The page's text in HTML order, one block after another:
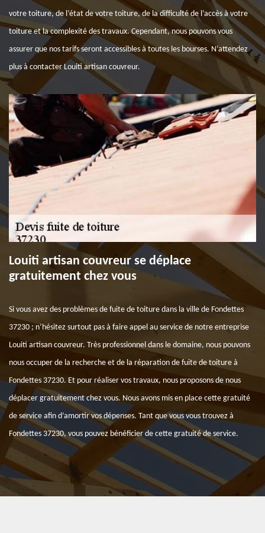
votre toiture, de l’état de votre toiture, de la difficulté de l’accès à votre
toiture et la complexité des travaux. Cependant, nous pouvons vous
assurer que nos tarifs seront accessibles à toutes les bourses. N’attendez
plus à contacter Louiti artisan couvreur.
Louiti artisan couvreur se déplace
gratuitement chez vous
Si vous avez des problèmes de fuite de toiture dans la ville de Fondettes
37230 ; n’hésitez surtout pas à faire appel au service de notre entreprise
Louiti artisan couvreur. Très professionnel dans le domaine, nous pouvons
nous occuper de la recherche et de la réparation de fuite de toiture à
Fondettes 37230. Et pour réaliser vos travaux, nous proposons de nous
déplacer gratuitement chez vous. Nous avons mis en place cette gratuité
de service afin d’amortir vos dépenses. Tant que vous vous trouvez à
Fondettes 37230, vous pouvez bénéficier de cette gratuité de service.